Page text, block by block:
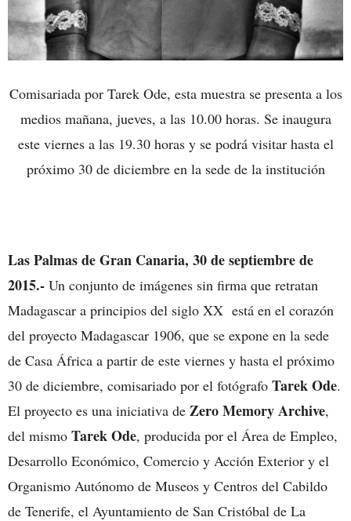
Comisariada por Tarek Ode, esta muestra se presenta a los
medios mañana, jueves, a las 10.00 horas. Se inaugura
este viernes a las 19.30 horas y se podrá visitar hasta el
próximo 30 de diciembre en la sede de la institución
Las Palmas de Gran Canaria, 30 de septiembre de
2015.- Un conjunto de imágenes sin firma que retratan
Madagascar a principios del siglo XX está en el corazón
del proyecto Madagascar 1906, que se expone en la sede
de Casa África a partir de este viernes y hasta el próximo
30 de diciembre, comisariado por el fotógrafo Tarek Ode.
El proyecto es una iniciativa de Zero Memory Archive,
del mismo Tarek Ode, producida por el Área de Empleo,
Desarrollo Económico, Comercio y Acción Exterior y el
Organismo Autónomo de Museos y Centros del Cabildo
de Tenerife, el Ayuntamiento de San Cristóbal de La